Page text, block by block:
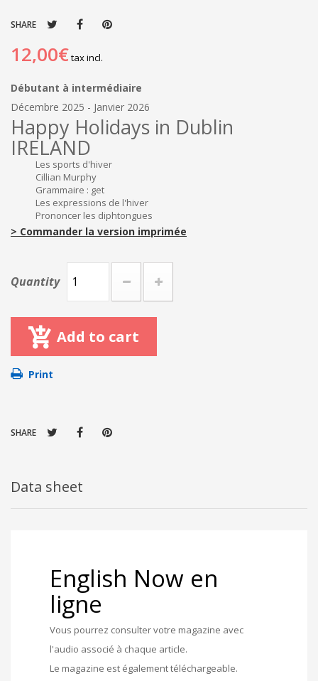
SHARE
12,00€tax incl.
Débutant à intermédiaire
Décembre 2025 - Janvier 2026
Happy Holidays in Dublin
IRELAND
Les sports d'hiver
Cillian Murphy
Grammaire : get
Les expressions de l'hiver
Prononcer les diphtongues
> Commander la version imprimée
Quantity
Add to cart
Print
SHARE
Data sheet
English Now en
ligne
Vous pourrez consulter votre magazine avec
l'audio associé à chaque article.
Le magazine est également téléchargeable.